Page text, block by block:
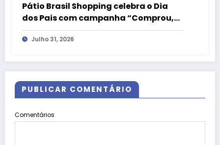
Pátio Brasil Shopping celebra o Dia
dos Pais com campanha “Comprou,
Ganhou” e camiseta exclusiva da
LIVE!Julho 31, 2026
PUBLICAR COMENTÁRIO
Comentários